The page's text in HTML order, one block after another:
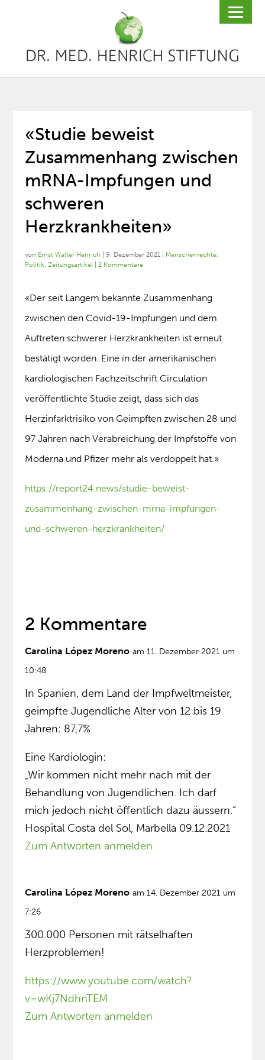
«Studie beweist
Zusammenhang zwischen
mRNA-Impfungen und
schweren
Herzkrankheiten»
von Ernst Walter Henrich |9. Dezember 2021 Menschenrechte,
Politik,Zeitungsartikel |2 Kommentare
«Der seit Langem bekannte Zusammenhang
zwischen den Covid-19-Impfungen und dem
Auftreten schwerer Herzkrankheiten ist erneut
bestätigt worden. Eine in der amerikanischen
kardiologischen Fachzeitschrift Circulation
veröffentlichte Studie zeigt, dass sich das
Herzinfarktrisiko von Geimpften zwischen 28 und
97 Jahren nach Verabreichung der Impfstoffe von
Moderna und Pfizer mehr als verdoppelt hat.»
https://report24.news/studie-beweist-
zusammenhang-zwischen-mrna-impfungen-
und-schweren-herzkrankheiten/
2 Kommentare
Carolina López Moreno am 11. Dezember 2021 um
10:48
In Spanien, dem Land der Impfweltmeister,
geimpfte Jugendliche Alter von 12 bis 19
Jahren: 87,7%
Eine Kardiologin:
„Wir kommen nicht mehr nach mit der
Behandlung von Jugendlichen. Ich darf
mich jedoch nicht öffentlich dazu äussern.“
Hospital Costa del Sol, Marbella 09.12.2021
Zum Antworten anmelden
Carolina López Moreno am 14. Dezember 2021 um
7:26
300.000 Personen mit rätselhaften
Herzproblemen!
https://www.youtube.com/watch?
v=wKj7NdhnTEM
Zum Antworten anmelden